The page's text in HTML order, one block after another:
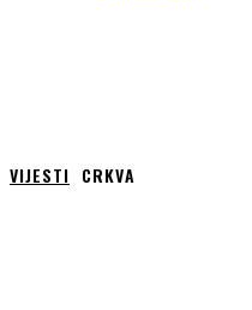
VIJESTI CRKVA